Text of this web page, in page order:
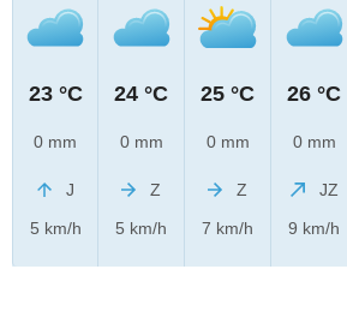
23 °C
0 mm
J
5 km/h
24 °C
0 mm
Z
5 km/h
25 °C
0 mm
Z
7 km/h
26 °C
0 mm
JZ
9 km/h